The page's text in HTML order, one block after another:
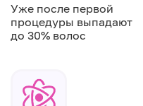
Уже после первой
процедуры выпадают
до 30% волос